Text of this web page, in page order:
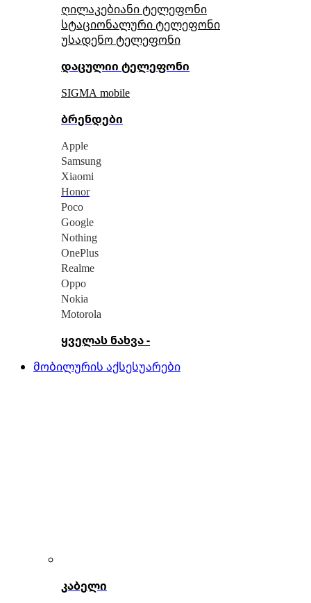
ღილაკებიანი ტელეფონი
სტაციონალური ტელეფონი
უსადენო ტელეფონი
დაცულიი ტელეფონი
SIGMA mobile
ბრენდები
Apple
Samsung
Xiaomi
Honor
Poco
Google
Nothing
OnePlus
Realme
Oppo
Nokia
Motorola
ყველას ნახვა -
მობილურის აქსესუარები
კაბელი